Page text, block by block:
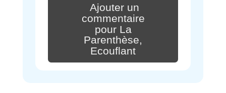
Ajouter un
commentaire
pour La
Parenthèse,
Ecouflant